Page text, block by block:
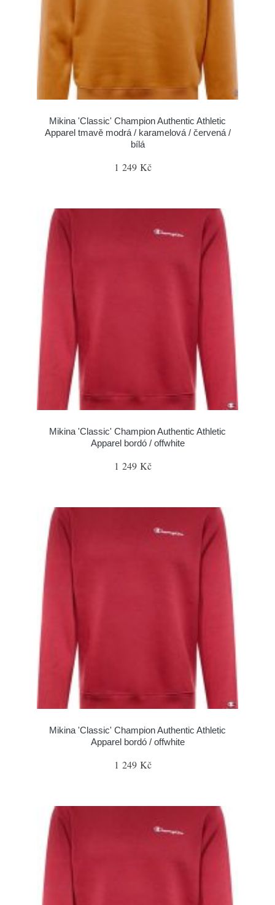
Mikina 'Classic' Champion Authentic Athletic
Apparel tmavě modrá / karamelová / červená /
bílá
1 249 Kč
Mikina 'Classic' Champion Authentic Athletic
Apparel bordó / offwhite
1 249 Kč
Mikina 'Classic' Champion Authentic Athletic
Apparel bordó / offwhite
1 249 Kč